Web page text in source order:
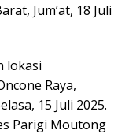
Jum’at, 18 Juli
lokasi
Raya,
15 Juli 2025.
Parigi Moutong